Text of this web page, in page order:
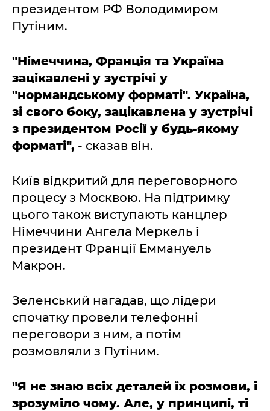
президентом РФ Володимиром
Путіним.
"Німеччина, Франція та Україна
зацікавлені у зустрічі у
"нормандському форматі". Україна,
зі свого боку, зацікавлена у зустрічі
з президентом Росії у будь-якому
форматі", - сказав він.
Київ відкритий для переговорного
процесу з Москвою. На підтримку
цього також виступають канцлер
Німеччини Ангела Меркель і
президент Франції Еммануель
Макрон.
Зеленський нагадав, що лідери
спочатку провели телефонні
переговори з ним, а потім
розмовляли з Путіним.
"Я не знаю всіх деталей їх розмови, і
зрозуміло чому. Але, у принципі, ті